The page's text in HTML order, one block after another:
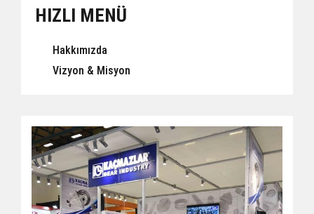
HIZLI MENÜ
Hakkımızda
Vizyon & Misyon